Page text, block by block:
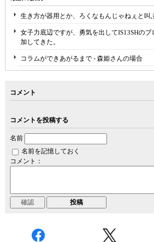
生き方が器用とか、ろくなもんじゃねぇと叫
女子力底辺ですが、勇気を出してIS13SHの
加してきた。
コラムができあがるまで - 森姫さんの場合
コメント
コメントを投稿する
名前
名前を記憶しておく
コメント：